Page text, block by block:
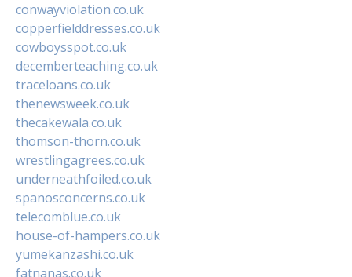
conwayviolation.co.uk
copperfielddresses.co.uk
cowboysspot.co.uk
decemberteaching.co.uk
traceloans.co.uk
thenewsweek.co.uk
thecakewala.co.uk
thomson-thorn.co.uk
wrestlingagrees.co.uk
underneathfoiled.co.uk
spanosconcerns.co.uk
telecomblue.co.uk
house-of-hampers.co.uk
yumekanzashi.co.uk
fatnanas.co.uk